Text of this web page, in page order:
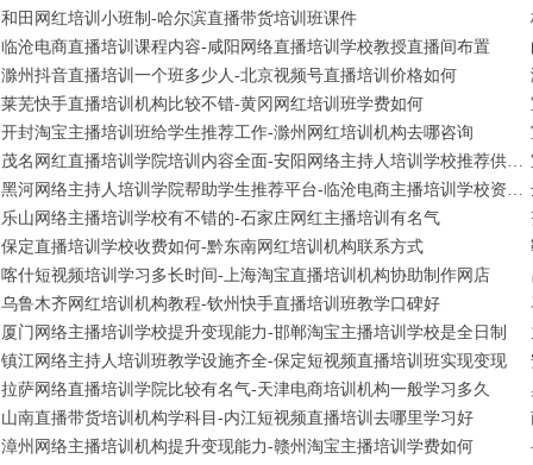
和田网红培训小班制-哈尔滨直播带货培训班课件
临沧电商直播培训课程内容-咸阳网络直播培训学校教授直播间布置
滁州抖音直播培训一个班多少人-北京视频号直播培训价格如何
莱芜快手直播培训机构比较不错-黄冈网红培训班学费如何
开封淘宝主播培训班给学生推荐工作-滁州网红培训机构去哪咨询
茂名网红直播培训学院培训内容全面-安阳网络主持人培训学校推荐供应链
黑河网络主持人培训学院帮助学生推荐平台-临沧电商主播培训学校资料大全
乐山网络主播培训学校有不错的-石家庄网红主播培训有名气
保定直播培训学校收费如何-黔东南网红培训机构联系方式
喀什短视频培训学习多长时间-上海淘宝直播培训机构协助制作网店
乌鲁木齐网红培训机构教程-钦州快手直播培训班教学口碑好
厦门网络主播培训学校提升变现能力-邯郸淘宝主播培训学校是全日制
镇江网络主持人培训班教学设施齐全-保定短视频直播培训班实现变现
拉萨网络直播培训学院比较有名气-天津电商培训机构一般学习多久
山南直播带货培训机构学科目-内江短视频直播培训去哪里学习好
漳州网络主播培训机构提升变现能力-赣州淘宝主播培训学费如何